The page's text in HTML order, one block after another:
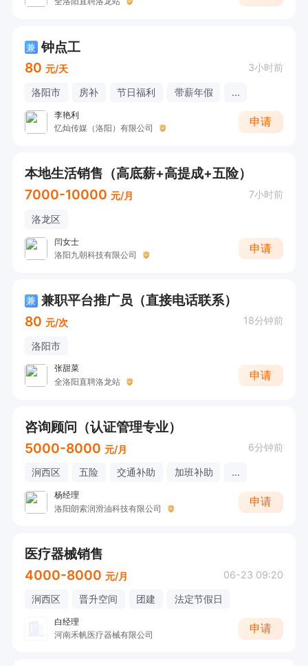
兼 钟点工
80 元/天 3小时前
洛阳市 房补 节日福利 带薪年假 ...
李艳利
忆灿传媒（洛阳）有限公司
申请
本地生活销售（高底薪+高提成+五险）
7000-10000 元/月 7小时前
洛龙区
闫女士
洛阳九朝科技有限公司
申请
兼 兼职平台推广员（直接电话联系）
80 元/次 18分钟前
洛阳市
张甜菜
全洛阳直聘洛龙站
申请
咨询顾问（认证管理专业）
5000-8000 元/月 6分钟前
涧西区 五险 交通补助 加班补助 ...
杨经理
洛阳朗索润滑油科技有限公司
申请
医疗器械销售
4000-8000 元/月 06-23 09:20
涧西区 晋升空间 团建 法定节假日
白经理
河南禾帆医疗器械有限公司
申请